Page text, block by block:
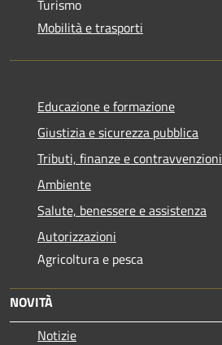
Turismo
Mobilità e trasporti
Educazione e formazione
Giustizia e sicurezza pubblica
Tributi, finanze e contravvenzioni
Ambiente
Salute, benessere e assistenza
Autorizzazioni
Agricoltura e pesca
NOVITÀ
Notizie